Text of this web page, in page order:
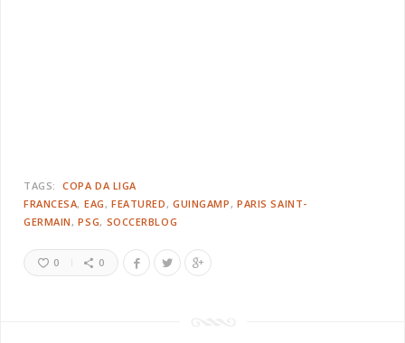
TAGS:
COPA DA LIGA
FRANCESA EAG FEATURED GUINGAMP
PARIS SAINT-
GERMAIN
PSG SOCCERBLOG
0 0